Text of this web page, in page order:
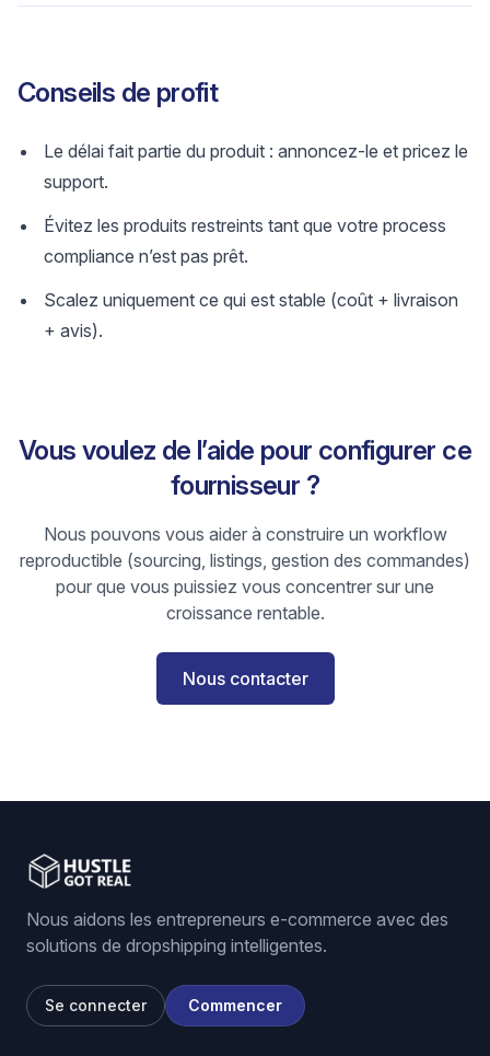
Conseils de profit
Le délai fait partie du produit : annoncez-le et pricez le
support.
Évitez les produits restreints tant que votre process
compliance n’est pas prêt.
Scalez uniquement ce qui est stable (coût + livraison
+ avis).
Vous voulez de l’aide pour configurer ce
fournisseur ?
Nous pouvons vous aider à construire un workflow
reproductible (sourcing, listings, gestion des commandes)
pour que vous puissiez vous concentrer sur une
croissance rentable.
Nous contacter
Nous aidons les entrepreneurs e-commerce avec des
solutions de dropshipping intelligentes.
Se connecter Commencer